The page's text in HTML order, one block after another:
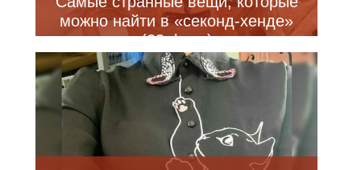
можно найти в «секонд-хенде»
(23 фото)